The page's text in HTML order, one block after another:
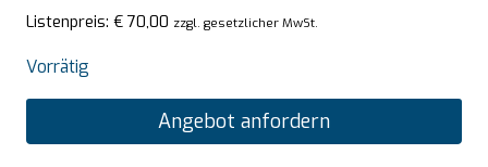
Listenpreis: € 70,00 zzgl. gesetzlicher MwSt.
Vorrätig
Angebot anfordern